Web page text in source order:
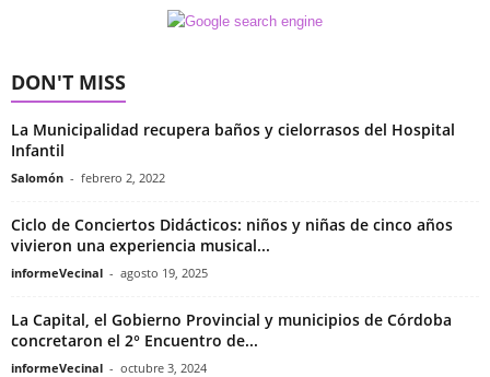
DON'T MISS
La Municipalidad recupera baños y cielorrasos del Hospital
Infantil
Salomón - febrero 2, 2022
Ciclo de Conciertos Didácticos: niños y niñas de cinco años
vivieron una experiencia musical...
informeVecinal - agosto 19, 2025
La Capital, el Gobierno Provincial y municipios de Córdoba
concretaron el 2° Encuentro de...
informeVecinal - octubre 3, 2024